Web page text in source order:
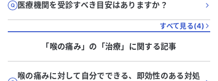
医療機関を受診すべき目安はありますか？
すべて見る(4)
「喉の痛み」 の「治療」に関する記事
喉の痛みに対して自分でできる、即効性のある対処